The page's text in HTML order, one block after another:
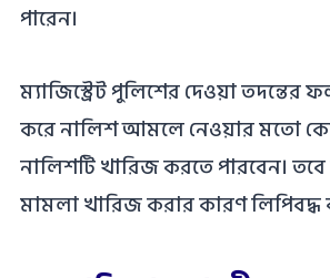
পারেন।
ম্যাজিস্ট্রেট পুলিশের দেওয়া তদন্তের
করে নালিশ আমলে নেওয়ার মতো
নালিশটি খারিজ করতে পারবেন। তবে
মামলা খারিজ করার কারণ লিপিবদ্ধ